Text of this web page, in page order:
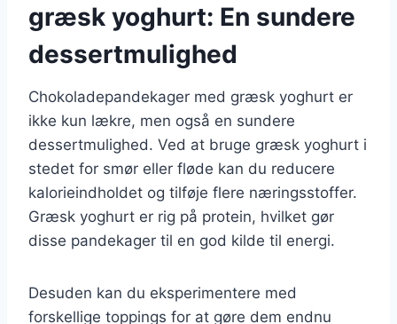
græsk yoghurt: En sundere
dessertmulighed
Chokoladepandekager med græsk yoghurt er
ikke kun lækre, men også en sundere
dessertmulighed. Ved at bruge græsk yoghurt i
stedet for smør eller fløde kan du reducere
kalorieindholdet og tilføje flere næringsstoffer.
Græsk yoghurt er rig på protein, hvilket gør
disse pandekager til en god kilde til energi.
Desuden kan du eksperimentere med
forskellige toppings for at gøre dem endnu